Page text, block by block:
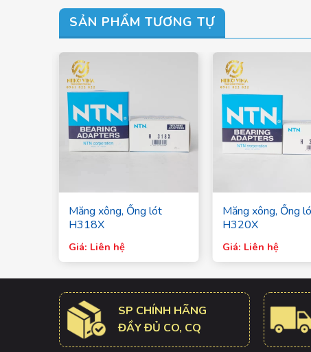
SẢN PHẨM TƯƠNG TỰ
Măng xông, Ống lót
H318X
Giá: Liên hệ
Măng xông, Ống
H320X
Giá: Liên hệ
SP CHÍNH HÃNG
ĐẦY ĐỦ CO, CQ